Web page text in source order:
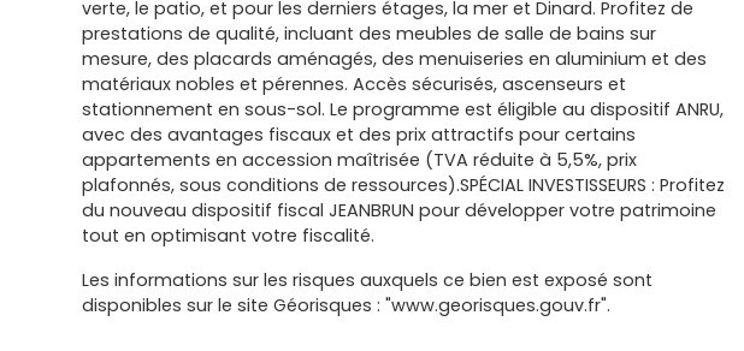
verte, le patio, et pour les derniers étages, la mer et Dinard. Profitez de
prestations de qualité, incluant des meubles de salle de bains sur
mesure, des placards aménagés, des menuiseries en aluminium et des
matériaux nobles et pérennes. Accès sécurisés, ascenseurs et
stationnement en sous-sol. Le programme est éligible au dispositif ANRU,
avec des avantages fiscaux et des prix attractifs pour certains
appartements en accession maîtrisée (TVA réduite à 5,5%, prix
plafonnés, sous conditions de ressources).SPÉCIAL INVESTISSEURS : Profitez
du nouveau dispositif fiscal JEANBRUN pour développer votre patrimoine
tout en optimisant votre fiscalité.
Les informations sur les risques auxquels ce bien est exposé sont
disponibles sur le site Géorisques : "www.georisques.gouv.fr".